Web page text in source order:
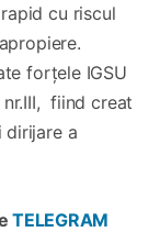
cu riscul
forțele IGSU
fiind creat
dirijare a
TELEGRAM